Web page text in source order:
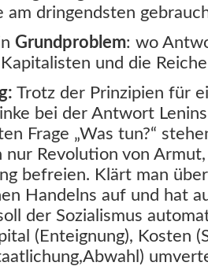
dringendsten
Grundproblem: wo
und die
Trotz der Prinzipien für
bei der Antwort
Frage „Was tun?“
nur Revolution von
befreien. Klärt man
Handelns auf und hat
der Sozialismus
(Enteignung), Kosten